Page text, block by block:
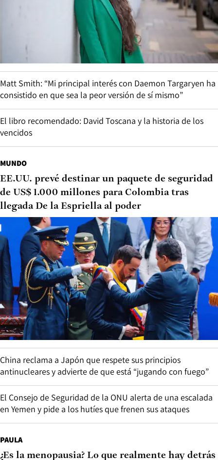
Matt Smith: “Mi principal interés con Daemon Targaryen ha
consistido en que sea la peor versión de sí mismo”
El libro recomendado: David Toscana y la historia de los
vencidos
MUNDO
EE.UU. prevé destinar un paquete de seguridad
de US$ 1.000 millones para Colombia tras
llegada De la Espriella al poder
China reclama a Japón que respete sus principios
antinucleares y advierte de que está “jugando con fuego”
El Consejo de Seguridad de la ONU alerta de una escalada
en Yemen y pide a los hutíes que frenen sus ataques
PAULA
¿Es la menopausia? Lo que realmente hay detrás